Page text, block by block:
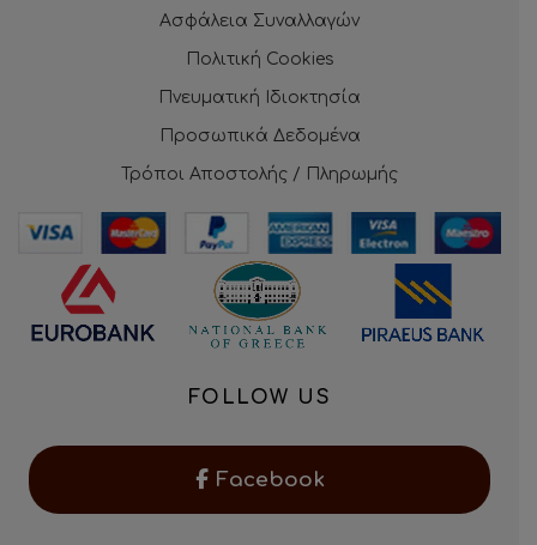
Ασφάλεια Συναλλαγών
Πολιτική Cookies
Πνευματική Ιδιοκτησία
Προσωπικά Δεδομένα
Τρόποι Αποστολής / Πληρωμής
FOLLOW US
Facebook